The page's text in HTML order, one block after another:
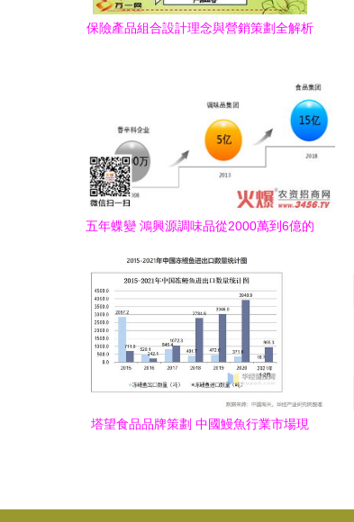
保險產品組合設計理念與營銷策劃全解析
五年蝶變 鴻興源調味品從2000萬到6億的
塔望食品品牌策劃 中國鰻魚行業市場現